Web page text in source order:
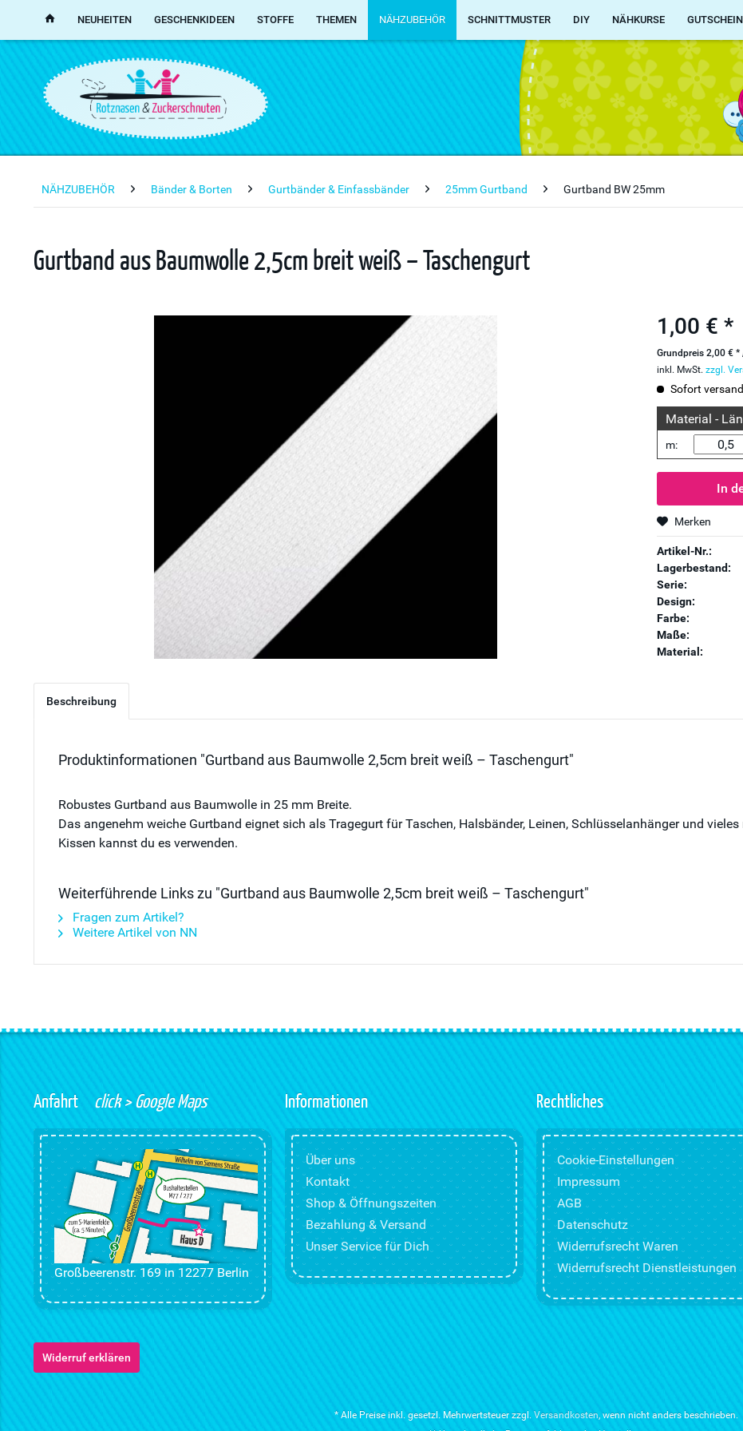
NEUHEITEN GESCHENKIDEEN STOFFE THEMEN NÄHZUBEHÖR SCHNITTMUSTER DIY NÄHKURSE
NÄHZUBEHÖR Bänder & Borten Gurtbänder & Einfassbänder 25mm Gurtband Gurtband BW 25mm
Gurtband aus Baumwolle 2,5cm breit weiß – Taschengurt
1,00 € *
Grundpreis 2,00 € *
inkl. MwSt.zzgl.
Sofort
Material -
m:
In
Merken
Artikel-Nr.:
Lagerbestand:
Serie:
Design:
Farbe:
Maße:
Material:
Beschreibung
Produktinformationen "Gurtband aus Baumwolle 2,5cm breit weiß – Taschengurt"
Robustes Gurtband aus Baumwolle in 25 mm Breite.
Das angenehm weiche Gurtband eignet sich als Tragegurt für Taschen, Halsbänder, Leinen, Schlüsselanhänger und
Kissen kannst du es verwenden.
Weiterführende Links zu "Gurtband aus Baumwolle 2,5cm breit weiß – Taschengurt"
Fragen zum Artikel?
Weitere Artikel von NN
Anfahrt click > Google Maps
Großbeerenstr. 169 in 12277 Berlin
Informationen
Über uns
Kontakt
Shop & Öffnungszeiten
Bezahlung & Versand
Unser Service für Dich
Rechtliches
Cookie-Einstellungen
Impressum
AGB
Datenschutz
Widerrufsrecht Waren
Widerrufsrecht Dienstleistungen
Widerruf erklären
* Alle Preise inkl. gesetzl. Mehrwertsteuer zzgl. Versandkosten, wenn nicht anders beschrieben.